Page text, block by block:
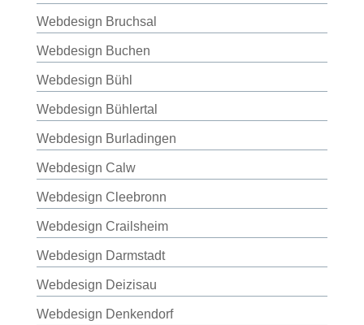
Webdesign Bruchsal
Webdesign Buchen
Webdesign Bühl
Webdesign Bühlertal
Webdesign Burladingen
Webdesign Calw
Webdesign Cleebronn
Webdesign Crailsheim
Webdesign Darmstadt
Webdesign Deizisau
Webdesign Denkendorf